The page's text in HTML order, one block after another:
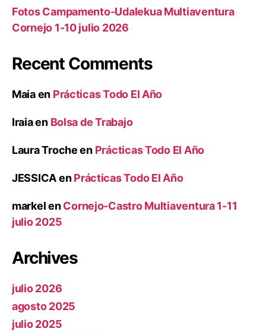
Fotos Campamento-Udalekua Multiaventura
Cornejo 1-10 julio 2026
Recent Comments
Maiaen Prácticas Todo El Año
Iraiaen Bolsa de Trabajo
Laura Trocheen Prácticas Todo El Año
JESSICAenPrácticas Todo El Año
markelenCornejo-Castro Multiaventura 1-11
julio 2025
Archives
julio 2026
agosto 2025
julio 2025